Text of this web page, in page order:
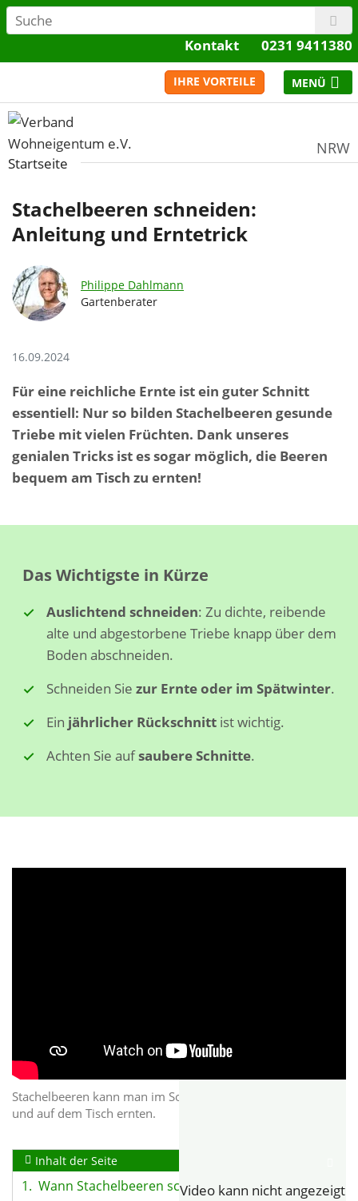
Kontakt 0231 9411380
IHRE VORTEILE
NRW
Startseite
Stachelbeeren schneiden:
Anleitung und Erntetrick
Philippe Dahlmann
Gartenberater
16.09.2024
Für eine reichliche Ernte ist ein guter Schnitt
essentiell: Nur so bilden Stachelbeeren gesunde
Triebe mit vielen Früchten. Dank unseres
genialen Tricks ist es sogar möglich, die Beeren
bequem am Tisch zu ernten!
Das Wichtigste in Kürze
Auslichtend schneiden: Zu dichte, reibende
alte und abgestorbene Triebe knapp über dem
Boden abschneiden.
Schneiden Sie zur Ernte oder im Spätwinter.
Ein jährlicher Rückschnittist wichtig.
Achten Sie aufsaubere Schnitte.
Video kann nicht angezeigt
Stachelbeeren kann man im Sommer zur Ernte schneiden
und auf dem Tisch ernten.
Inhalt der Seite
1. Wann Stachelbeeren schneiden?